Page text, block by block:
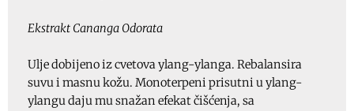
Ekstrakt Cananga Odorata
Ulje dobijeno iz cvetova ylang-ylanga. Rebalansira
suvu i masnu kožu. Monoterpeni prisutni u ylang-
ylangu daju mu snažan efekat čišćenja, sa